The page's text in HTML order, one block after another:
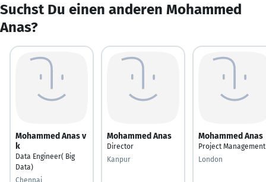
Suchst Du einen anderen Mohammed
Anas?
Mohammed Anas v
k
Data Engineer( Big
Data)
Chennai
Mohammed Anas
Director
Kanpur
Mohammed Anas
Project Management
London